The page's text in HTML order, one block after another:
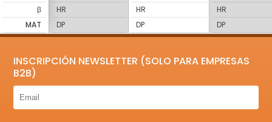
β
MAT
HR
DP
HR
DP
HR
DP
INSCRIPCIÓN NEWSLETTER (SOLO PARA EMPRESAS
B2B)